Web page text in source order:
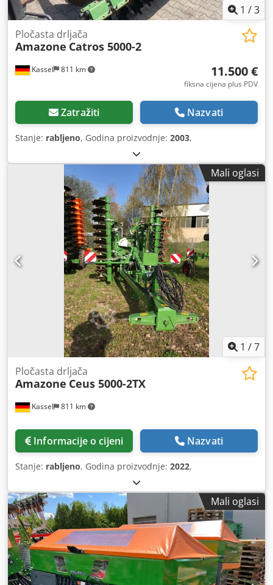
1 /3
Kassel 811 km
Pločasta drljača
Amazone Catros 5000-2
11.500 €
fiksna cijena plus PDV
Zatražiti Nazvati
Stanje: rabljeno, Godina proizvodnje: 2003,
Mali oglasi
1 /7
Kassel 811 km
Pločasta drljača
Amazone Ceus 5000-2TX
Informacije o cijeni Nazvati
Stanje: rabljeno, Godina proizvodnje: 2022,
Mali oglasi